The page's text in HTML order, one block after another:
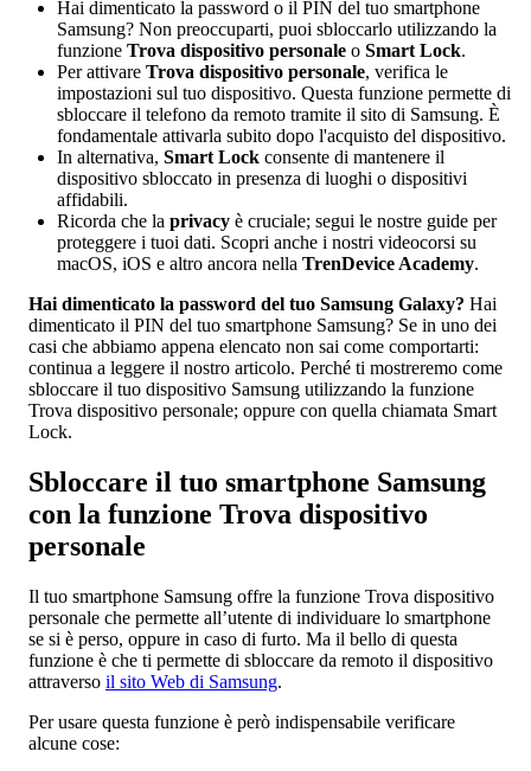
Hai dimenticato la password o il PIN del tuo smartphone
Samsung? Non preoccuparti, puoi sbloccarlo utilizzando la
funzione Trova dispositivo personale o Smart Lock.
Per attivare Trova dispositivo personale, verifica le
impostazioni sul tuo dispositivo. Questa funzione permette di
sbloccare il telefono da remoto tramite il sito di Samsung. È
fondamentale attivarla subito dopo l'acquisto del dispositivo.
In alternativa, Smart Lock consente di mantenere il
dispositivo sbloccato in presenza di luoghi o dispositivi
affidabili.
Ricorda che la privacy è cruciale; segui le nostre guide per
proteggere i tuoi dati. Scopri anche i nostri videocorsi su
macOS, iOS e altro ancora nella TrenDevice Academy.
Hai dimenticato la password del tuo Samsung Galaxy? Hai
dimenticato il PIN del tuo smartphone Samsung? Se in uno dei
casi che abbiamo appena elencato non sai come comportarti:
continua a leggere il nostro articolo. Perché ti mostreremo come
sbloccare il tuo dispositivo Samsung utilizzando la funzione
Trova dispositivo personale; oppure con quella chiamata Smart
Lock.
Sbloccare il tuo smartphone Samsung
con la funzione Trova dispositivo
personale
Il tuo smartphone Samsung offre la funzione Trova dispositivo
personale che permette all’utente di individuare lo smartphone
se si è perso, oppure in caso di furto. Ma il bello di questa
funzione è che ti permette di sbloccare da remoto il dispositivo
attraverso il sito Web di Samsung.
Per usare questa funzione è però indispensabile verificare
alcune cose: